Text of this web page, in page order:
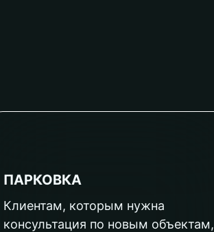
ПАРКОВКА
Клиентам, которым нужна
консультация по новым объектам,